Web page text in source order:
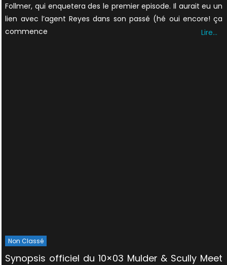
Follmer, qui enquetera des le premier episode. Il aurait eu un
lien avec l’agent Reyes dans son passé (hé oui encore! ça
commence
Lire…
Non Classé
Synopsis officiel du 10×03 Mulder & Scully Meet